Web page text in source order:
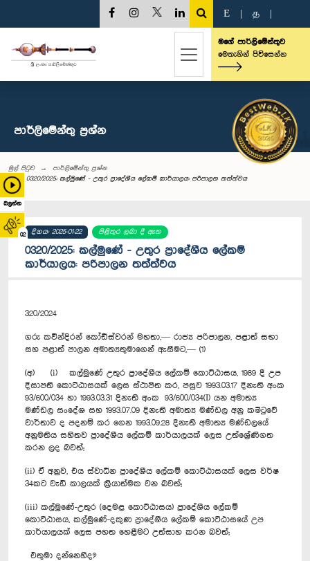
බලන්න
02
E த
මගේ පාර්ලිමේන්තුව
මෙතැනින් පිවිසෙන්න
පාර්ලි‌මේන්තු‌ ප්‍රශ්න
මුල් පිටුව
පාර්ලි‌මේන්තු‌ ප්‍රශ්න
0320/2025: කල්මුණේ - උතුර ප්‍රාදේශීය ලේකම් කාර්යාලය: පරිපාලන තත්ත්වය
දිනය: 2025-01-22 පිළිතුර ලබා දී ඇත
0320/2025: කල්මුණේ - උතුර ප්‍රාදේශීය ලේකම්
කාර්යාලය: පරිපාලන තත්ත්වය
320/2024
ගරු කවීන්දිරන් කෝඩීස්වරන් මහතා,— රාජ්‍ය පරිපාලන, පළාත් සභා
සහ පළාත් පාලන අමාත්‍යතුමාගෙන් ඇසීමට,— (1)
(අ) (i) කල්මුණේ උතුර ප්‍රාදේශීය ලේකම් කොට්ඨාසය, 1989 දී උප
දිසාපති කොට්ඨාසයක් ලෙස ස්ථාපිත කර, පසුව 1993.03.17 දිනැති අංක
93/600/034 හා 1993.03.31 දිනැති අංක 93/600/034(I) යන අමාත්‍ය
මණ්ඩල සංදේශ සහ 1993.07.09 දිනැති අමාත්‍ය මණ්ඩල අනු කමිටුවේ
වාර්තාව ද පදනම් කර ගෙන 1993.09.28 දිනැති අමාත්‍ය මණ්ඩලයේ
අනුමතිය සහිතව ප්‍රාදේශීය ලේකම් කාර්යාලයක් ලෙස උත්ශ්‍රේණිගත
කරන ලද බවත්;
(ii) ඒ අනුව, එය ස්වාධීන ප්‍රාදේශීය ලේකම් කොට්ඨාසයක් ලෙස වර්ෂ
34කට වැඩි කාලයක් ක්‍රියාත්මක වන බවත්;
(iii) කල්මුණේ-උතුර (දෙමළ කොට්ඨාසය) ප්‍රාදේශීය ලේකම්
කොට්ඨාසය, කල්මුණේ-දකුණ ප්‍රාදේශීය ලේකම් කොට්ඨාසයේ උප
කාර්යාලයක් ලෙස පහත හෙළීමට උත්සාහ කරන බවත්;
එතුමා දන්නෙහිද?